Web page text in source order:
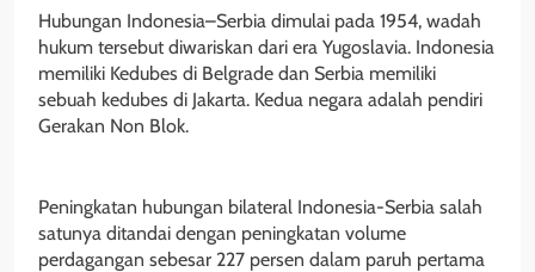
Hubungan Indonesia–Serbia dimulai pada 1954, wadah
hukum tersebut diwariskan dari era Yugoslavia. Indonesia
memiliki Kedubes di Belgrade dan Serbia memiliki
sebuah kedubes di Jakarta. Kedua negara adalah pendiri
Gerakan Non Blok.
Peningkatan hubungan bilateral Indonesia-Serbia salah
satunya ditandai dengan peningkatan volume
perdagangan sebesar 227 persen dalam paruh pertama